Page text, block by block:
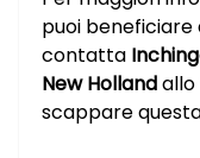
puoi
contatta
New Hollandallo
scappare